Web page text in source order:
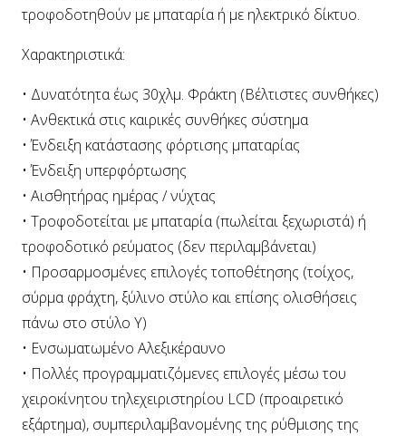
τροφοδοτηθούν με μπαταρία ή με ηλεκτρικό δίκτυο.
Χαρακτηριστικά:
• Δυνατότητα έως 30χλμ. Φράκτη (Βέλτιστες συνθήκες)
• Ανθεκτικά στις καιρικές συνθήκες σύστημα
• Ένδειξη κατάστασης φόρτισης μπαταρίας
• Ένδειξη υπερφόρτωσης
• Αισθητήρας ημέρας / νύχτας
• Τροφοδοτείται με μπαταρία (πωλείται ξεχωριστά) ή
τροφοδοτικό ρεύματος (δεν περιλαμβάνεται)
• Προσαρμοσμένες επιλογές τοποθέτησης (τοίχος,
σύρμα φράχτη, ξύλινο στύλο και επίσης ολισθήσεις
πάνω στο στύλο Y)
• Ενσωματωμένο Αλεξικέραυνο
• Πολλές προγραμματιζόμενες επιλογές μέσω του
χειροκίνητου τηλεχειριστηρίου LCD (προαιρετικό
εξάρτημα), συμπεριλαμβανομένης της ρύθμισης της